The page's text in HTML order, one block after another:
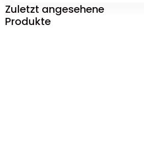
Zuletzt angesehene
Produkte